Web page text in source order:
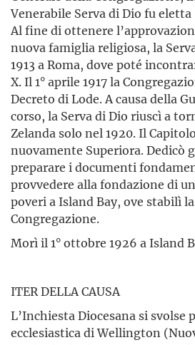
Venerabile Serva di Dio fu eletta
Al fine di ottenere
nuova famiglia religiosa, la
1913 a Roma, dove poté
X. Il 1° aprile 1917 la
Decreto di Lode. A causa della
corso, la Serva di Dio riuscì a
Zelanda solo nel 1920. Il
nuovamente Superiora. Dedicò
preparare i documenti
provvedere alla fondazione di
poveri a Island Bay, ove stabilì
Congregazione.
Morì il 1° ottobre 1926 a Island
ITER DELLA CAUSA
L’Inchiesta Diocesana si svolse
ecclesiastica di Wellington